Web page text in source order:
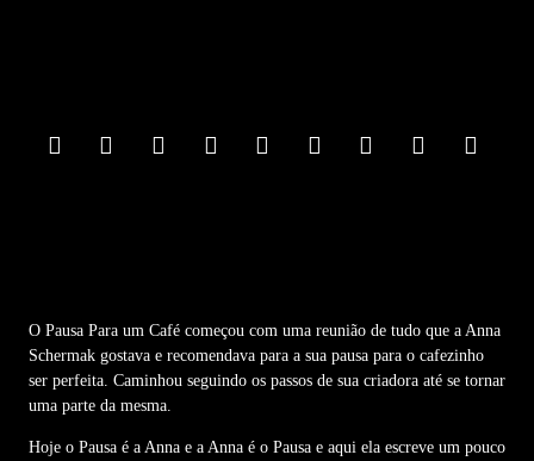
O Pausa Para um Café começou com uma reunião de tudo que a Anna
Schermak gostava e recomendava para a sua pausa para o cafezinho
ser perfeita. Caminhou seguindo os passos de sua criadora até se tornar
uma parte da mesma.
Hoje o Pausa é a Anna e a Anna é o Pausa e aqui ela escreve um pouco